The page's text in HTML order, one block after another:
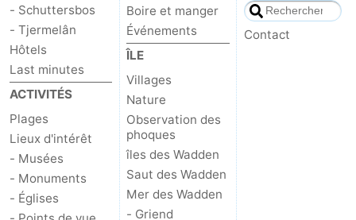
- Schuttersbos
- Tjermelân
Hôtels
Last minutes
ACTIVITÉS
Plages
Lieux d'intérêt
- Musées
- Monuments
- Églises
Boire et manger
Événements
ÎLE
Villages
Nature
Observation des
phoques
îles des Wadden
Saut des Wadden
Mer des Wadden
- Griend
Contact